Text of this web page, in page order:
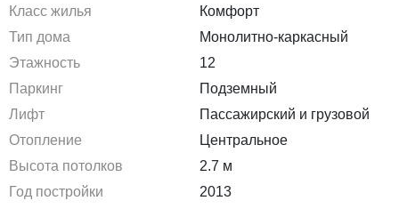
Класс жилья
Комфорт
Тип дома
Монолитно-каркасный
Этажность
12
Паркинг
Подземный
Лифт
Пассажирский и грузовой
Отопление
Центральное
Высота потолков
2.7 м
Год постройки
2013